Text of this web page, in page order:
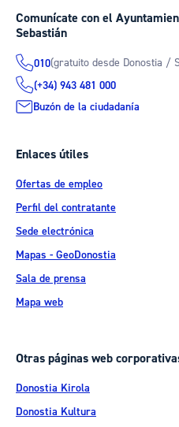
Comunícate con el
Sebastián
010(gratuito desde Donostia /
(+34) 943 481 000
Buzón de la ciudadanía
Enlaces útiles
Ofertas de empleo
Perfil del contratante
Sede electrónica
Mapas - GeoDonostia
Sala de prensa
Mapa web
Otras páginas web
Donostia Kirola
Donostia Kultura